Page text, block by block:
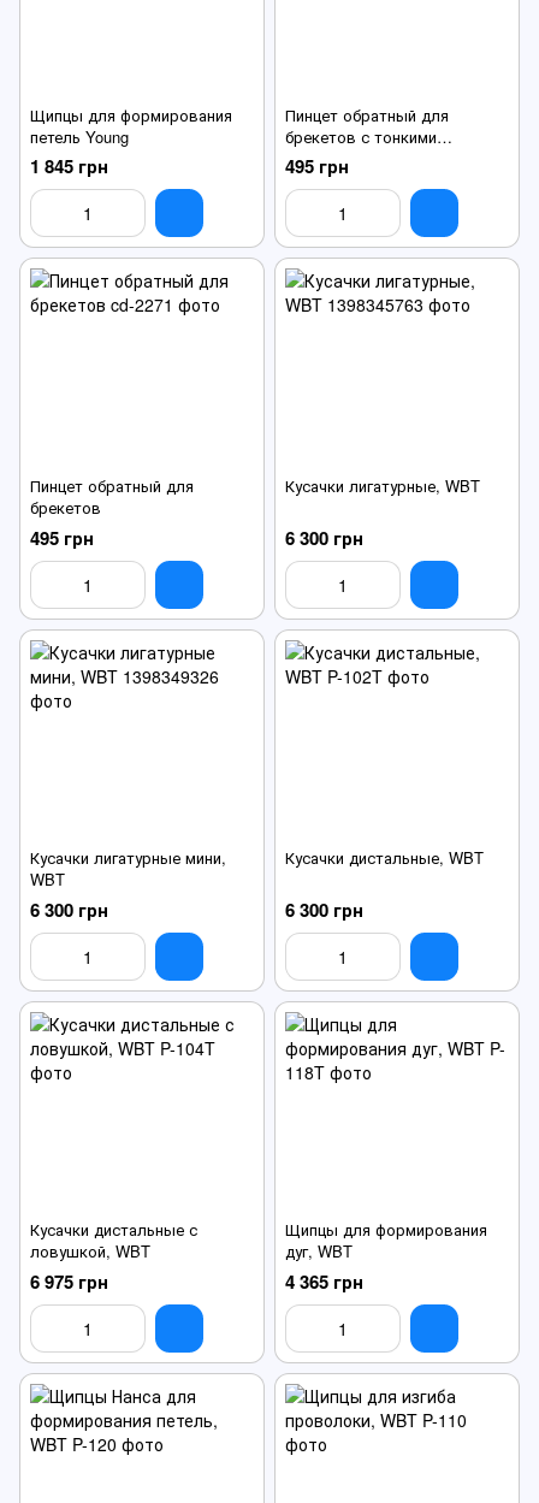
Щипцы для формирования
петель Young
1 845 грн
Пинцет обратный для
брекетов с тонкими
кончиками
495 грн
Пинцет обратный для
брекетов
495 грн
Кусачки лигатурные, WBT
6 300 грн
Кусачки лигатурные мини,
WBT
6 300 грн
Кусачки дистальные, WBT
6 300 грн
Кусачки дистальные с
ловушкой, WBT
6 975 грн
Щипцы для формирования
дуг, WBT
4 365 грн